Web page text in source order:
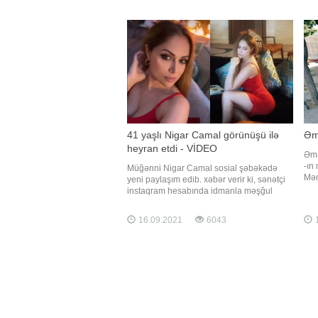
bir-iki toy
41 yaşlı Nigar Camal görünüşü ilə
heyran etdi - VİDEO
Müğənni Nigar Camal sosial şəbəkədə
yeni paylaşım edib. xəbər verir ki, sənətçi
instaqram hesabında idmanla məşğul
müğənni fit və qüsursuz bədən qurluşu ilə
diqqət çəkib. Camalın bu görüntüləri
16.09.2021 6043
-ın